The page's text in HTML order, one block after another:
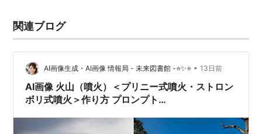
関連ブログ
AI画像生成・AI画像 情報局 - 未来図書館 -⭐✨⭐ • 13日前
AI画像 火山（噴火）＜プリニー式噴火・ストロン
ボリ式噴火＞作り方 プロンプト